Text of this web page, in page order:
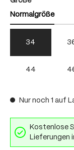
Normalgröße
34
44
Nur noch 1 auf
Kostenlose
Lieferungen